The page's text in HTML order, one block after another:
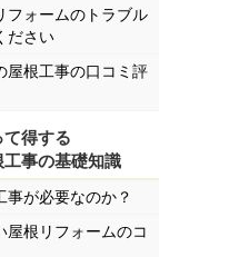
フォームのトラブル
ださい
屋根工事の口コミ評
て得する
工事の基礎知識
事が必要なのか？
屋根リフォームのコ